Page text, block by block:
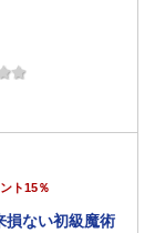
ト15％
損ない初級魔術